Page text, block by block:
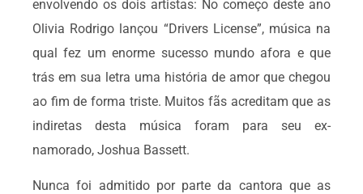
envolvendo os dois artistas: No começo deste ano
Olivia Rodrigo lançou “Drivers License”, música na
qual fez um enorme sucesso mundo afora e que
trás em sua letra uma história de amor que chegou
ao fim de forma triste. Muitos fãs acreditam que as
indiretas desta música foram para seu ex-
namorado, Joshua Bassett.
Nunca foi admitido por parte da cantora que as